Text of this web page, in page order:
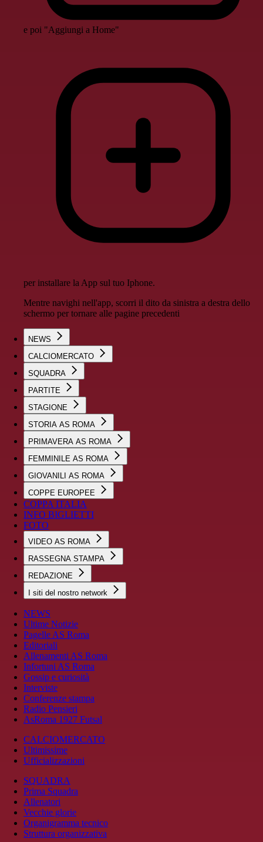
e poi "Aggiungi a Home"
per installare la App sul tuo Iphone.
Mentre navighi nell'app, scorri il dito da sinistra a destra dello
schermo per tornare alle pagine precedenti
NEWS
CALCIOMERCATO
SQUADRA
PARTITE
STAGIONE
STORIA AS ROMA
PRIMAVERA AS ROMA
FEMMINILE AS ROMA
GIOVANILI AS ROMA
COPPE EUROPEE
COPPA ITALIA
INFO BIGLIETTI
FOTO
VIDEO AS ROMA
RASSEGNA STAMPA
REDAZIONE
I siti del nostro network
NEWS
Ultime Notizie
Pagelle AS Roma
Editoriali
Allenamenti AS Roma
Infortuni AS Roma
Gossip e curiosità
Interviste
Conferenze stampa
Radio Pensieri
AsRoma 1927 Futsal
CALCIOMERCATO
Ultimissime
Ufficializzazioni
SQUADRA
Prima Squadra
Allenatori
Vecchie glorie
Organigramma tecnico
Struttura organizzativa